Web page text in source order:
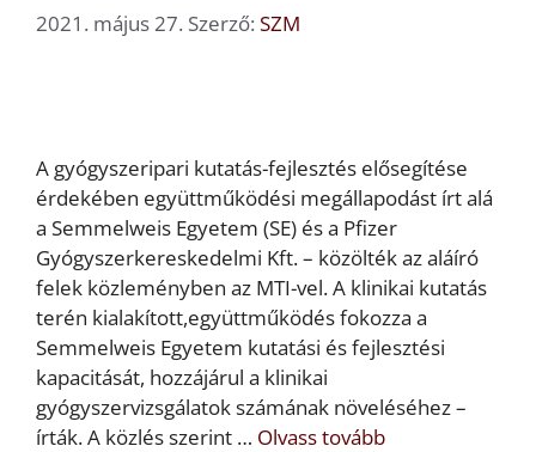
2021. május 27. Szerző: SZM
A gyógyszeripari kutatás-fejlesztés elősegítése
érdekében együttműködési megállapodást írt alá
a Semmelweis Egyetem (SE) és a Pfizer
Gyógyszerkereskedelmi Kft. – közölték az aláíró
felek közleményben az MTI-vel. A klinikai kutatás
terén kialakított,együttműködés fokozza a
Semmelweis Egyetem kutatási és fejlesztési
kapacitását, hozzájárul a klinikai
gyógyszervizsgálatok számának növeléséhez –
írták. A közlés szerint … Olvass tovább